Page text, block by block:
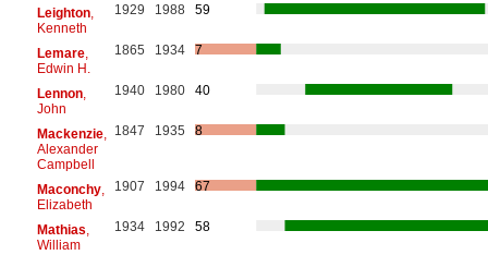
Leighton,
Kenneth
1929 1988 59
Lemare,
Edwin H.
1865 1934 7
Lennon,
John
1940 1980 40
Mackenzie,
Alexander
Campbell
1847 1935 8
Maconchy,
Elizabeth
1907 1994 67
Mathias
William
1934 1992 58